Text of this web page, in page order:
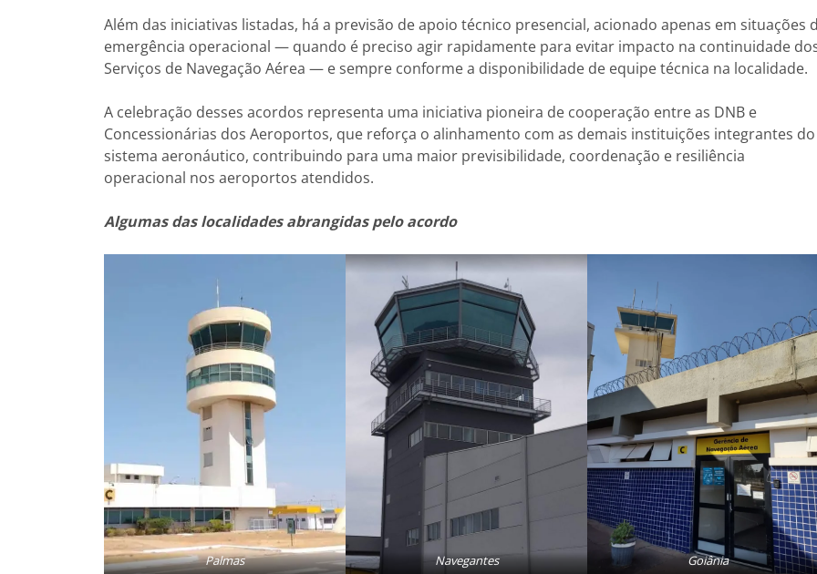
Além das iniciativas listadas, há a previsão de apoio técnico presencial, acionado apenas em situações
emergência operacional — quando é preciso agir rapidamente para evitar impacto na continuidade
Serviços de Navegação Aérea — e sempre conforme a disponibilidade de equipe técnica na localidade.
A celebração desses acordos representa uma iniciativa pioneira de cooperação entre as DNB e
Concessionárias dos Aeroportos, que reforça o alinhamento com as demais instituições integrantes do
sistema aeronáutico, contribuindo para uma maior previsibilidade, coordenação e resiliência
operacional nos aeroportos atendidos.
Algumas das localidades abrangidas pelo acordo
Palmas Navegantes Goiânia